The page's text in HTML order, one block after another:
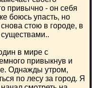
привычно - он себя
боюсь упасть, но
стою в городе, в
в мире с
привыкнув и
Однажды утром,
по лесу за город. Я